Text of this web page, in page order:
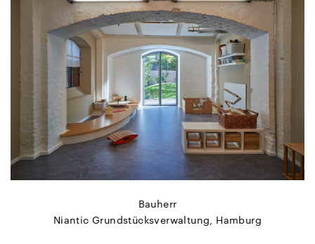
Bauherr
Niantic Grundstücksverwaltung, Hamburg